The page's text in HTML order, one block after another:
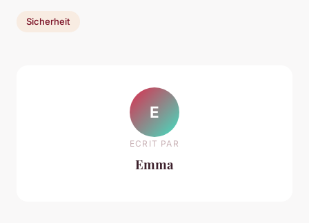
Sicherheit
E
ECRIT PAR
Emma